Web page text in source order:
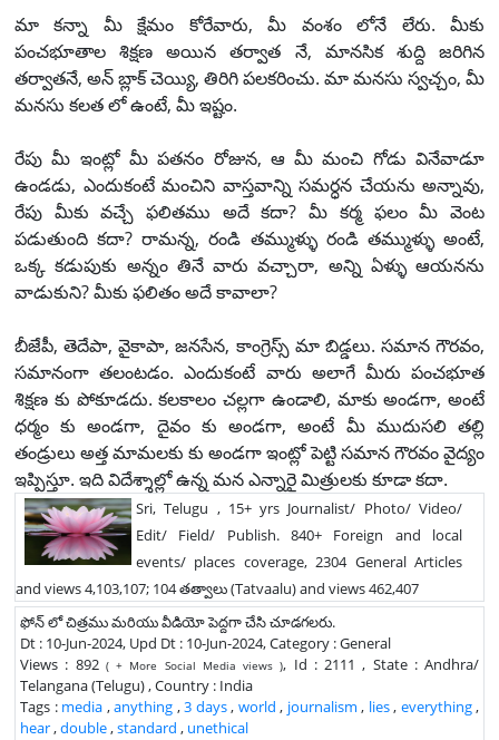
మా కన్నా మీ క్షేమం కోరేవారు, మీ వంశం లోనే లేరు. మీకు
పంచభూతాల శిక్షణ అయిన తర్వాత నే, మానసిక శుద్ది జరిగిన
తర్వాతనే, అన్ బ్లాక్ చెయ్యి, తిరిగి పలకరించు. మా మనసు స్వచ్చం, మీ
మనసు కలత లో ఉంటే, మీ ఇష్టం.
రేపు మీ ఇంట్లో మీ పతనం రోజున, ఆ మీ మంచి గోడు వినేవాడూ
ఉండడు, ఎందుకంటే మంచిని వాస్తవాన్ని సమర్ధన చేయను అన్నావు,
రేపు మీకు వచ్చే ఫలితము అదే కదా? మీ కర్మ ఫలం మీ వెంట
పడుతుంది కదా? రామన్న, రండి తమ్ముళ్ళు రండి తమ్ముళ్ళు అంటే,
ఒక్క కడుపుకు అన్నం తినే వారు వచ్చారా, అన్ని ఏళ్ళు ఆయనను
వాడుకుని? మీకు ఫలితం అదే కావాలా?
బీజేపీ, తెదేపా, వైకాపా, జనసేన, కాంగ్రెస్స్ మా బిడ్డలు. సమాన గౌరవం,
సమానంగా తలంటడం. ఎందుకంటే వారు అలాగే మీరు పంచభూత
శిక్షణ కు పోకూడదు. కలకాలం చల్లగా ఉండాలి, మాకు అండగా, అంటే
ధర్మం కు అండగా, దైవం కు అండగా, అంటే మీ ముదుసలి తల్లి
తండ్రులు అత్త మామలకు కు అండగా ఇంట్లో పెట్టి సమాన గౌరవం వైద్యం
ఇప్పిస్తూ. ఇది విదేశ్శాల్లో ఉన్న మన ఎన్నారై మిత్రులకు కూడా కదా.
Sri, Telugu , 15+ yrs Journalist/ Photo/ Video/
Edit/ Field/ Publish. 840+ Foreign and local
events/ places coverage, 2304 General Articles
and views 4,103,107; 104 తత్వాలు (Tatvaalu) and views 462,407
ఫోన్ లో చిత్రము మరియు వీడియో పెద్దగా చేసి చూడగలరు.
Dt : 10-Jun-2024, Upd Dt : 10-Jun-2024, Category : General
Views : 892 ( + More Social Media views ), Id : 2111 , State : Andhra/
Telangana (Telugu) , Country : India
Tags : media ,anything ,3 days, world , journalism , lies, everything,
hear,double,standard , unethical